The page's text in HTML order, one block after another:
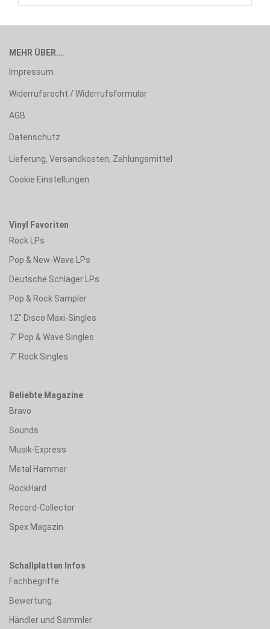
MEHR ÜBER...
Impressum
Widerrufsrecht / Widerrufsformular
AGB
Datenschutz
Lieferung, Versandkosten, Zahlungsmittel
Cookie Einstellungen
Vinyl Favoriten
Rock LPs
Pop & New-Wave LPs
Deutsche Schlager LPs
Pop & Rock Sampler
12" Disco Maxi-Singles
7" Pop & Wave Singles
7" Rock Singles
Beliebte Magazine
Bravo
Sounds
Musik-Express
Metal Hammer
RockHard
Record-Collector
Spex Magazin
Schallplatten Infos
Fachbegriffe
Bewertung
Händler und Sammler